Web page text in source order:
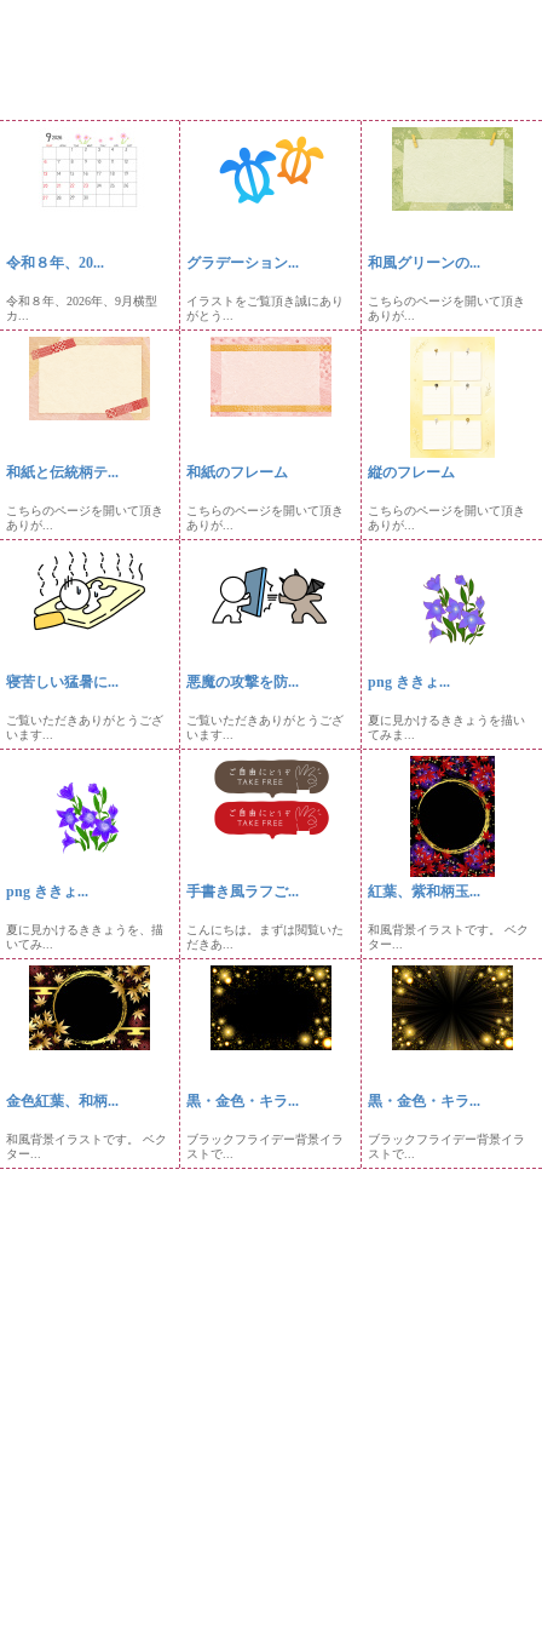
令和８年、20...
令和８年、2026年、9月横型
カ...
グラデーション...
イラストをご覧頂き誠にあり
がとう...
和風グリーンの...
こちらのページを開いて頂き
ありが...
和紙と伝統柄テ...
こちらのページを開いて頂き
ありが...
和紙のフレーム
こちらのページを開いて頂き
ありが...
縦のフレーム
こちらのページを開いて頂き
ありが...
寝苦しい猛暑に...
ご覧いただきありがとうござ
います...
悪魔の攻撃を防...
ご覧いただきありがとうござ
います...
png ききょ...
夏に見かけるききょうを描い
てみま...
png ききょ...
夏に見かけるききょうを、描
いてみ...
手書き風ラフご...
こんにちは。まずは閲覧いた
だきあ...
紅葉、紫和柄玉...
和風背景イラストです。 ベク
ター...
金色紅葉、和柄...
和風背景イラストです。 ベク
ター...
黒・金色・キラ...
ブラックフライデー背景イラ
ストで...
黒・金色・キラ...
ブラックフライデー背景イラ
ストで...